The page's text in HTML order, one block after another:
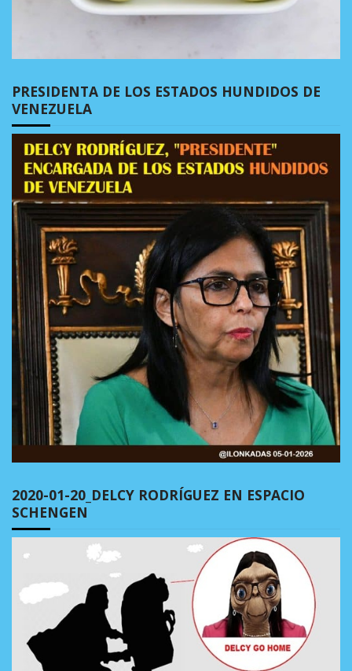
PRESIDENTA DE LOS ESTADOS HUNDIDOS DE
VENEZUELA
2020-01-20_DELCY RODRÍGUEZ EN ESPACIO
SCHENGEN